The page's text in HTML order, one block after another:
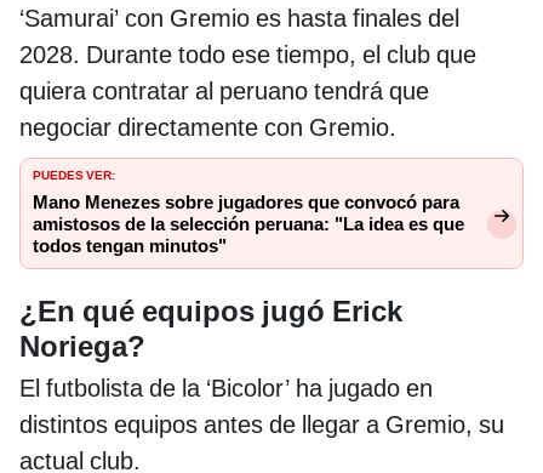
‘Samurai’ con Gremio es hasta finales del
2028. Durante todo ese tiempo, el club que
quiera contratar al peruano tendrá que
negociar directamente con Gremio.
PUEDES VER:
Mano Menezes sobre jugadores que convocó para
amistosos de la selección peruana: "La idea es que
todos tengan minutos"
¿En qué equipos jugó Erick
Noriega?
El futbolista de la ‘Bicolor’ ha jugado en
distintos equipos antes de llegar a Gremio, su
actual club.